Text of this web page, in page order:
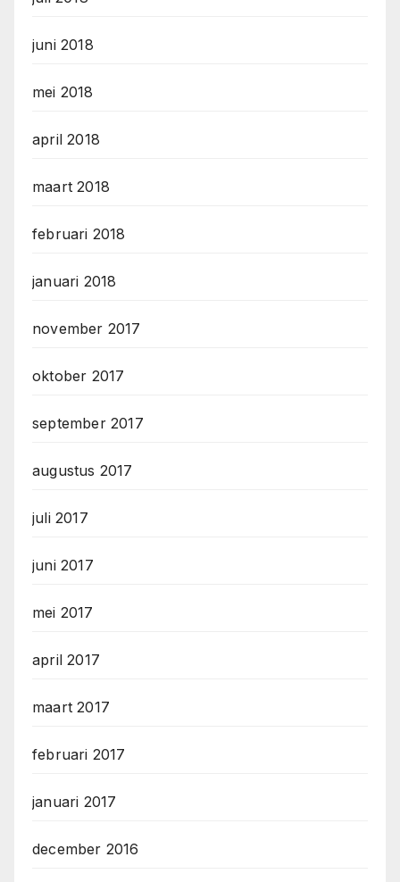
juni 2018
mei 2018
april 2018
maart 2018
februari 2018
januari 2018
november 2017
oktober 2017
september 2017
augustus 2017
juli 2017
juni 2017
mei 2017
april 2017
maart 2017
februari 2017
januari 2017
december 2016